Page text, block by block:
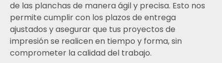
de las planchas de manera ágil y precisa. Esto nos
permite cumplir con los plazos de entrega
ajustados y asegurar que tus proyectos de
impresión se realicen en tiempo y forma, sin
comprometer la calidad del trabajo.